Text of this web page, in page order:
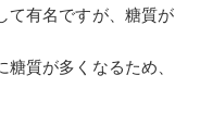
て有名ですが、糖質が
質が多くなるため、